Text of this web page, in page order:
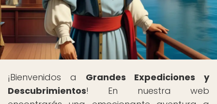
¡Bienvenidos a Grandes Expediciones y
Descubrimientos! En nuestra web